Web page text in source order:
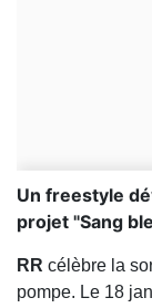
Un freestyle
projet "Sang
RR célèbre la
pompe. Le 18